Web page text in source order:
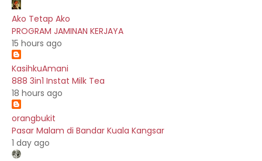
Ako Tetap Ako
PROGRAM JAMINAN KERJAYA
15 hours ago
KasihkuAmani
888 3in1 Instat Milk Tea
18 hours ago
orangbukit
Pasar Malam di Bandar Kuala Kangsar
1 day ago